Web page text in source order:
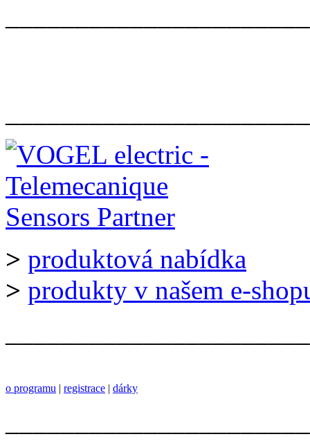
> produktová nabídka
> produkty v našem e-
o programu | registrace | dárky